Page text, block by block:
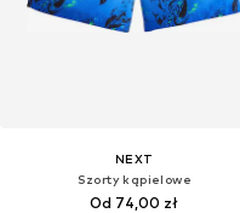
NEXT
Szorty kąpielowe
Od 74,00 zł